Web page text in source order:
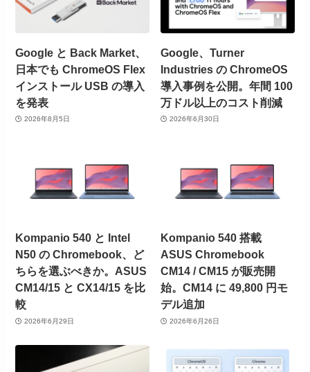
Google と Back Market、
日本でも ChromeOS Flex
インストール USB の導入
を発表
2026年8月5日
Google、Turner
Industries の ChromeOS
導入事例を公開。年間 100
万ドル以上のコスト削減
2026年6月30日
Kompanio 540 と Intel
N50 の Chromebook、ど
ちらを選ぶべきか。ASUS
CM14/15 と CX14/15 を比
較
2026年6月29日
Kompanio 540 搭載
ASUS Chromebook
CM14 / CM15 が販売開
始。CM14 に 49,800 円モ
デル追加
2026年6月26日